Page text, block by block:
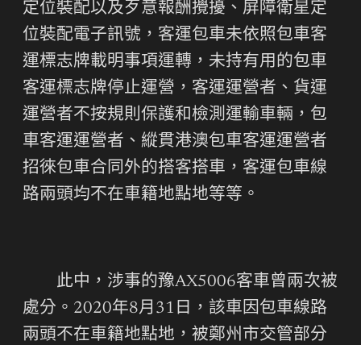
定位裝配以及歹意報酬攪擾、屏障衛星定
位裝配電子訊號，客運包車未依照包車客
運標志牌載明事項運轉，未持有用的包車
客運標志牌停止運營，客運運營者、貨運
運營者不按規則保護和檢測運輸車輛，包
車客運運營者、縱貫港澳包車客運運營者
招徠包車合同外的搭客搭車，客運包車線
路兩頭均不在車籍地點地等等。
此中，涉事的豫AX5006客車曾兩次被
處分。2020年8月31日，該車因包車線路
兩頭不在車籍地點地，被鄭州市交管部分